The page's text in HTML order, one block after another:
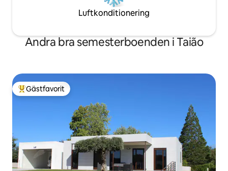
Luftkonditionering
Andra bra semesterboenden i Taião
Populär gästfavorit
Gästfavorit